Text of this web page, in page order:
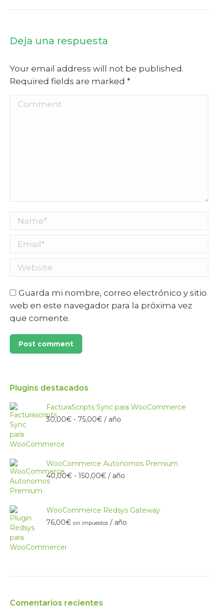
Deja una respuesta
Your email address will not be published.
Required fields are marked *
Comment
Name *
Email *
Website
Guarda mi nombre, correo electrónico y sitio
web en este navegador para la próxima vez
que comente.
Post comment
Plugins destacados
FacturaScripts Sync para WooCommerce
30,00€ - 75,00€Rango
hasta
75,00€
/ año
WooCommerce Autónomos Premium
40,00€ - 150,00€Rango
40,00€
hasta
/ año
WooCommerce Redsys Gateway
76,00€ sin impuestos / año
Comentarios recientes